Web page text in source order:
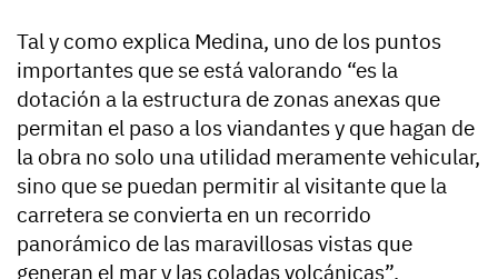
Tal y como explica Medina, uno de los puntos
importantes que se está valorando “es la
dotación a la estructura de zonas anexas que
permitan el paso a los viandantes y que hagan de
la obra no solo una utilidad meramente vehicular,
sino que se puedan permitir al visitante que la
carretera se convierta en un recorrido
panorámico de las maravillosas vistas que
generan el mar y las coladas volcánicas”.